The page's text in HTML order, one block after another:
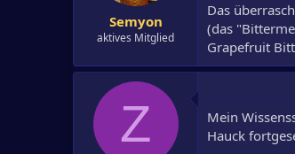
Semyon
aktives Mitglied
Das
(das
Grapefruit
Z
Mein
Hauck